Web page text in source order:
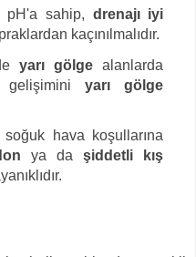
pH'a sahip, drenajı iyi
kaçınılmalıdır.
yarı gölge alanlarda
gelişiminiyarı gölge
hava koşullarına
ya daşiddetli kış